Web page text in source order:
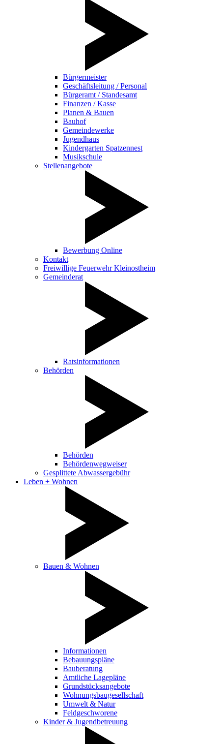
Bürgermeister
Geschäftsleitung / Personal
Bürgeramt / Standesamt
Finanzen / Kasse
Planen & Bauen
Bauhof
Gemeindewerke
Jugendhaus
Kindergarten Spatzennest
Musikschule
Stellenangebote
Bewerbung Online
Kontakt
Freiwillige Feuerwehr Kleinostheim
Gemeinderat
Ratsinformationen
Behörden
Behörden
Behördenwegweiser
Gesplittete Abwassergebühr
Leben + Wohnen
Bauen & Wohnen
Informationen
Bebauungspläne
Bauberatung
Amtliche Lagepläne
Grundstücksangebote
Wohnungsbaugesellschaft
Umwelt & Natur
Feldgeschworene
Kinder & Jugendbetreuung